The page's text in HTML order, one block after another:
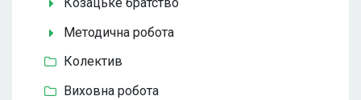
Методична робота
Колектив
Виховна робота